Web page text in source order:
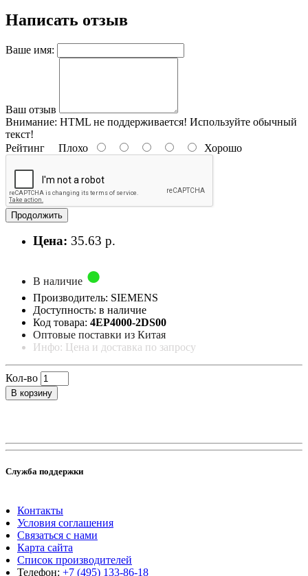
Написать отзыв
Ваше имя:
Ваш отзыв
Внимание: HTML не поддерживается! Используйте обычный
текст!
Рейтинг Плохо Хорошо
Продолжить
Цена: 35.63 р.
В наличие
Производитель: SIEMENS
Доступность: в наличие
Код товара: 4EP4000-2DS00
Оптовые поставки из Китая
Инфо: Цена и доставка по запросу
Кол-во
В корзину
Служба поддержки
Контакты
Условия соглашения
Связаться с нами
Карта сайта
Список производителей
Телефон: +7 (495) 133-86-18